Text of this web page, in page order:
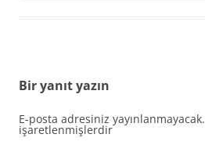
Bir yanıt yazın
E-posta adresiniz yayınlanmayacak.
işaretlenmişlerdir